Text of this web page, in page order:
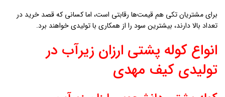
برای مشتریان تکی هم قیمت‌ها رقابتی است، اما کسانی که قصد خرید در
تعداد بالا دارند، بیشترین سود را از همکاری با تولیدی خواهند برد.
انواع کوله پشتی ارزان زيرآب در
تولیدی کیف مهدی